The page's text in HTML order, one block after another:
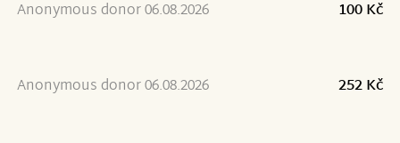
Anonymous donor 06.08.2026 100 Kč
Anonymous donor 06.08.2026 252 Kč